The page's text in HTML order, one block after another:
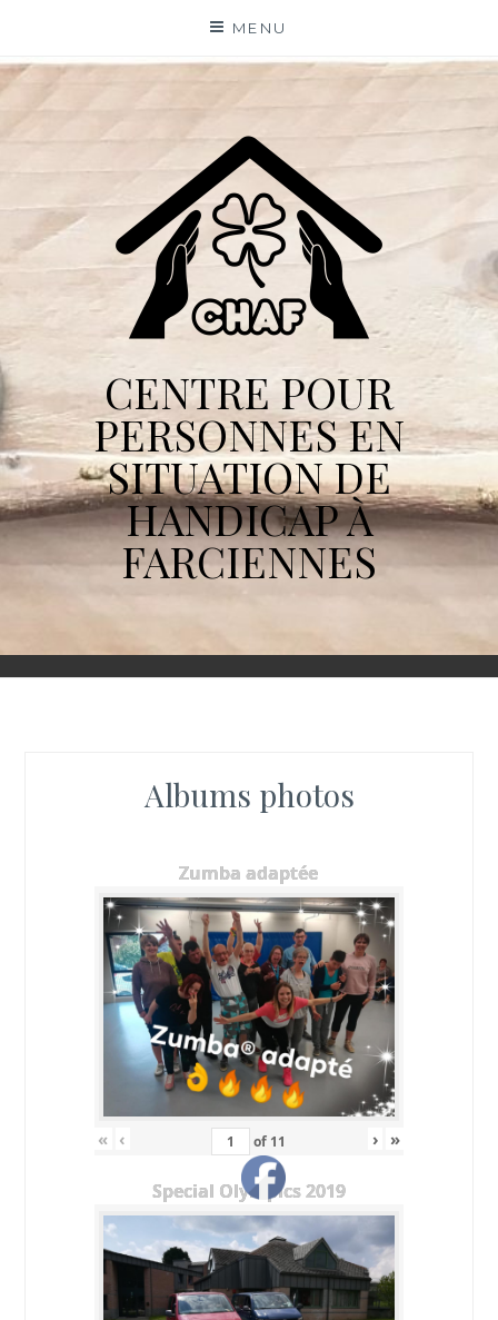
content
MENU
CENTRE POUR
PERSONNES EN
SITUATION DE
HANDICAP À
FARCIENNES
Albums photos
Zumba adaptée
« ‹ of 11 › »
Special Olympics 2019